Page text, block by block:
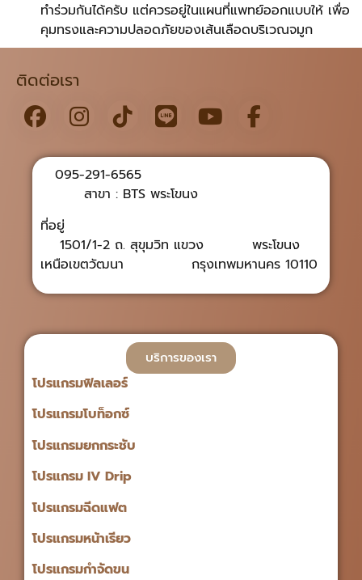
ทำร่วมกันได้ครับ แต่ควรอยู่ในแผนที่แพทย์ออกแบบให้ เพื่อ
คุมทรงและความปลอดภัยของเส้นเลือดบริเวณจมูก
ติดต่อเรา
095-291-6565
สาขา : BTS พระโขนง
ที่อยู่
1501/1-2 ถ. สุขุมวิท แขวง พระโขนง
เหนือเขตวัฒนา กรุงเทพมหานคร 10110
บริการของเรา
โปรแกรมฟิลเลอร์
โปรแกรมโบท็อกซ์
โปรแกรมยกกระชับ
โปรแกรม IV Drip
โปรแกรมฉีดแฟต
โปรแกรมหน้าเรียว
โปรแกรมกำจัดขน